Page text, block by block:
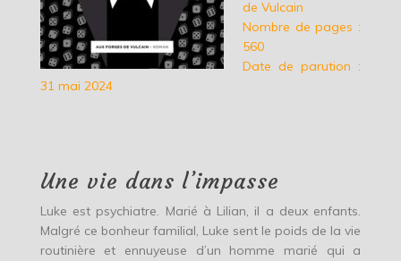
de Vulcain
Nombre de pages :
560
Date de parution :
31 mai 2024
Une vie dans l’impasse
Luke est psychiatre. Marié à Lilian, il a deux enfants.
Malgré ce bonheur familial, Luke sent le poids de la vie
routinière et ennuyeuse d’un homme marié qui a